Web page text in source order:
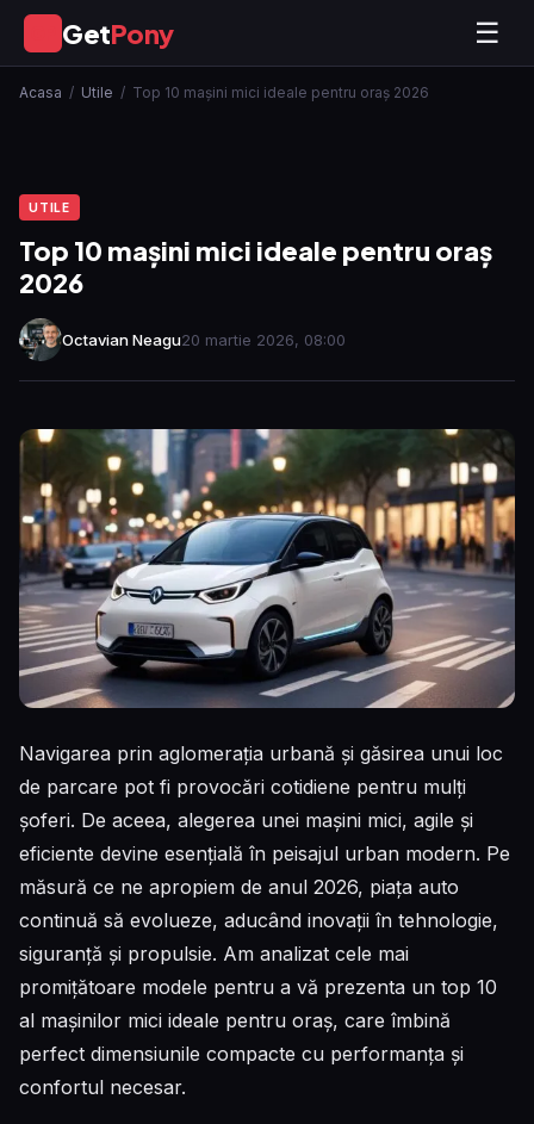
GetPony ☰
Acasa / Utile / Top 10 mașini mici ideale pentru oraș 2026
UTILE
Top 10 mașini mici ideale pentru oraș
2026
Octavian Neagu20 martie 2026, 08:00
Navigarea prin aglomerația urbană și găsirea unui loc
de parcare pot fi provocări cotidiene pentru mulți
șoferi. De aceea, alegerea unei mașini mici, agile și
eficiente devine esențială în peisajul urban modern. Pe
măsură ce ne apropiem de anul 2026, piața auto
continuă să evolueze, aducând inovații în tehnologie,
siguranță și propulsie. Am analizat cele mai
promițătoare modele pentru a vă prezenta un top 10
al mașinilor mici ideale pentru oraș, care îmbină
perfect dimensiunile compacte cu performanța și
confortul necesar.